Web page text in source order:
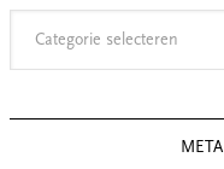
META